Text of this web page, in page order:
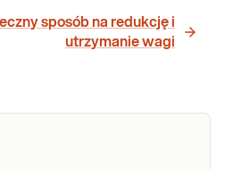
sposób na redukcję i
utrzymanie wagi